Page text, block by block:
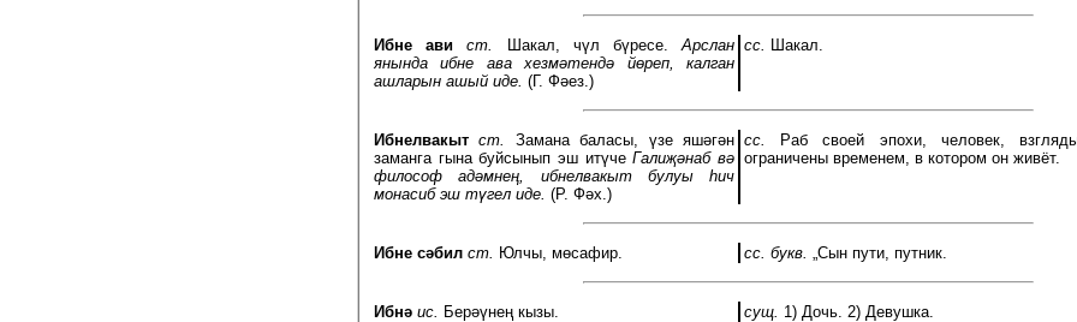
Ибне ави ст. Шакал, чүл бүресе.Арслан
янында ибне ава хезмәтендә йөреп, калган
ашларын ашый иде. (Г. Фәез.)
сс. Шакал.
Ибнелвакыт ст.
Замана баласы, үзе яшәгән
заманга гына буйсынып эш итүчеГалиҗәнаб вә
философ адәмнең, ибнелвакыт булуы һич
монасиб эш түгел иде. (Р. Фәх.)
сс.
Раб своей эпохи, человек, взгляды
ограничены временем, в котором он живёт.
Ибне сәбил ст. Юлчы, мөсафир. сс. букв. „Сын пути, путник.
Ибнә ис. Берәүнең кызы. сущ. 1) Дочь. 2) Девушка.